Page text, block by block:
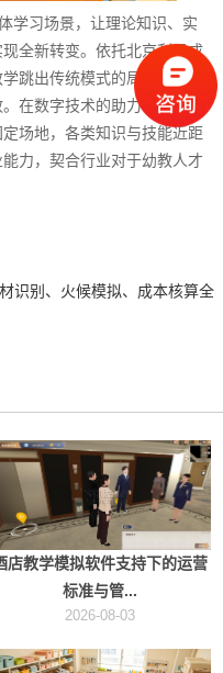
学习场景，让理论知识、实
全新转变。依托北京利君成
跳出传统模式的局限，知识
在数字技术的助力下，学前
场地，各类知识与技能近距
力，契合行业对于幼教人才
识别、火候模拟、成本核算全
店教学模拟软件支持下的运营
标准与管...
2026-08-03